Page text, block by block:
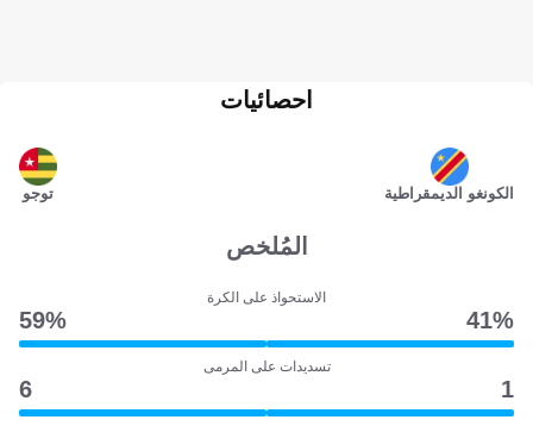
الكونغو الديمقراطية
احصائيات
توجو
المُلخص
الاستحواذ على الكرة
41‎%‎
59‎%‎
تسديدات على المرمى
1
6